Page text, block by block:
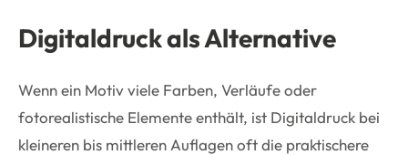
Digitaldruck als Alternative
Wenn ein Motiv viele Farben, Verläufe oder
fotorealistische Elemente enthält, ist Digitaldruck bei
kleineren bis mittleren Auflagen oft die praktischere